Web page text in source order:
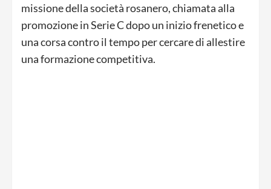
missione della società rosanero, chiamata alla
promozione in Serie C dopo un inizio frenetico e
una corsa contro il tempo per cercare di allestire
una formazione competitiva.